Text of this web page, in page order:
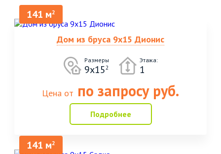
141 м2
Дом из бруса 9х15 Дионис
Размеры
9х152
Этажа:
1
Цена от по запросу руб.
Подробнее
141 м2